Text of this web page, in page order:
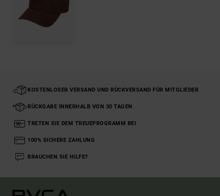
KOSTENLOSER VERSAND UND RÜCKVERSAND FÜR MITGLIEDER
RÜCKGABE INNERHALB VON 30 TAGEN
TRETEN SIE DEM TREUEPROGRAMM BEI
100% SICHERE ZAHLUNG
BRAUCHEN SIE HILFE?